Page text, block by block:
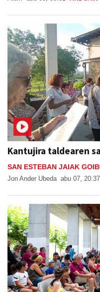
Kantujira taldearen
SAN ESTEBAN JAIAK
Jon Ander Ubeda abu 07, 20:37